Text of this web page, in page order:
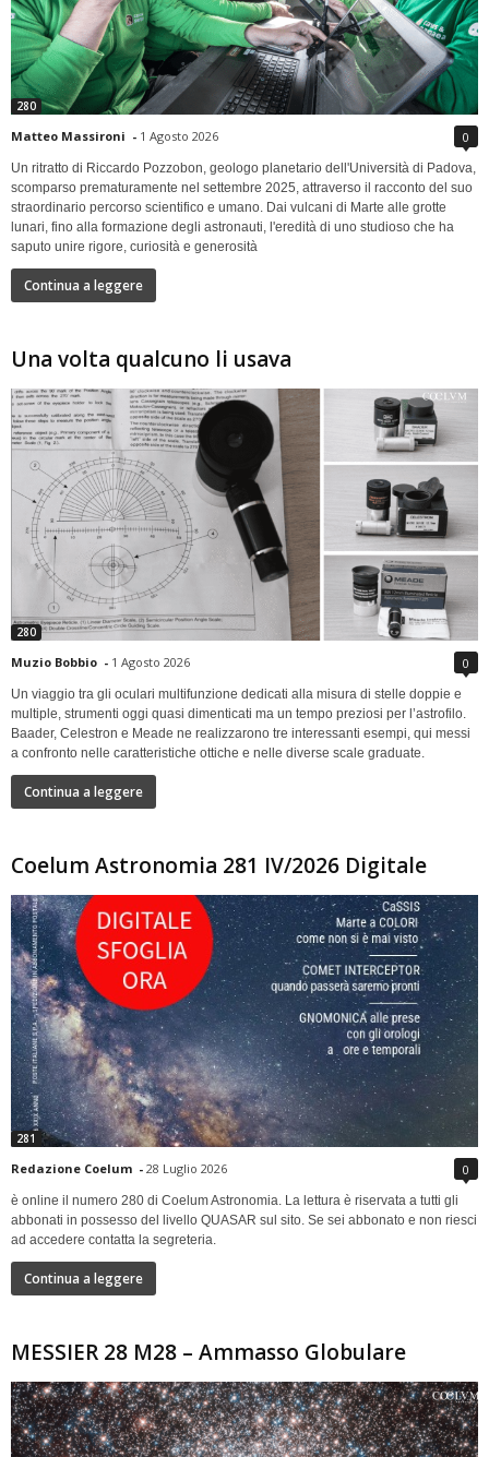
280
Matteo Massironi - 1 Agosto 2026 0
Un ritratto di Riccardo Pozzobon, geologo planetario dell'Università di Padova,
scomparso prematuramente nel settembre 2025, attraverso il racconto del suo
straordinario percorso scientifico e umano. Dai vulcani di Marte alle grotte
lunari, fino alla formazione degli astronauti, l'eredità di uno studioso che ha
saputo unire rigore, curiosità e generosità
Continua a leggere
Una volta qualcuno li usava
280
Muzio Bobbio - 1 Agosto 2026 0
Un viaggio tra gli oculari multifunzione dedicati alla misura di stelle doppie e
multiple, strumenti oggi quasi dimenticati ma un tempo preziosi per l’astrofilo.
Baader, Celestron e Meade ne realizzarono tre interessanti esempi, qui messi
a confronto nelle caratteristiche ottiche e nelle diverse scale graduate.
Continua a leggere
Coelum Astronomia 281 IV/2026 Digitale
281
Redazione Coelum - 28 Luglio 2026 0
è online il numero 280 di Coelum Astronomia. La lettura è riservata a tutti gli
abbonati in possesso del livello QUASAR sul sito. Se sei abbonato e non riesci
ad accedere contatta la segreteria.
Continua a leggere
MESSIER 28 M28 – Ammasso Globulare